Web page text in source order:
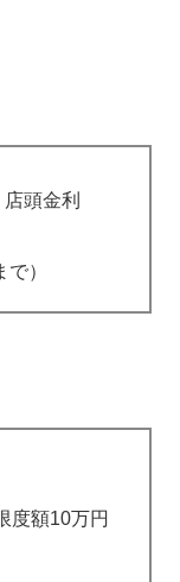
頭金利
）
度額10万円